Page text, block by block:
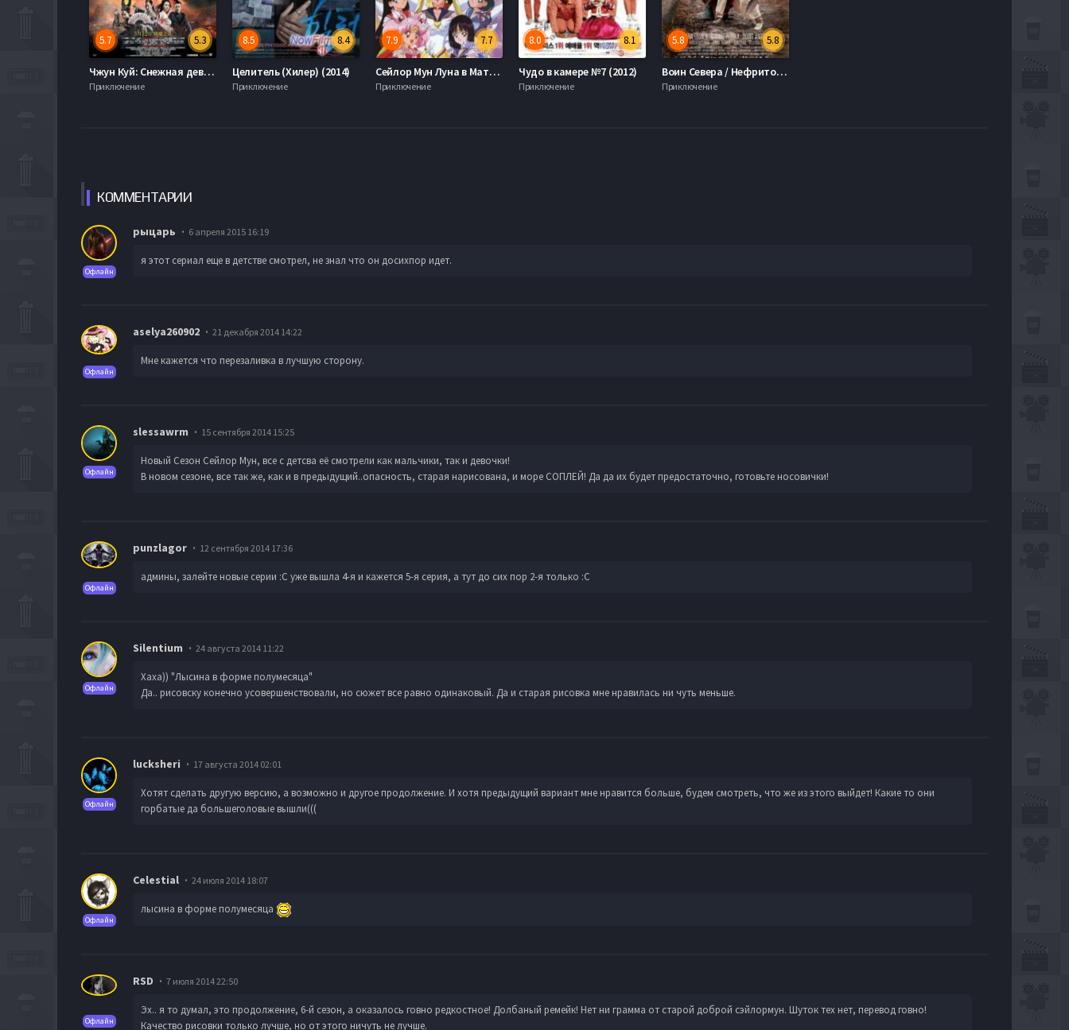
5.3
5.7
Чжун Куй: Снежная дева и тёмный кристалл / Чжун Куй: Снежная девушка и кристалл тьмы (2015)
Приключение
8.4
8.5
Целитель (Хилер) (2014)
Приключение
7.7
7.9
Сейлор Мун Луна в Матроске (1992-1996)
Приключение
8.1
8.0
Чудо в камере №7 (2012)
Приключение
5.8
5.8
Воин Севера / Нефритовый Воин (2006)
Приключение
КОММЕНТАРИИ
Офлайн
рыцарь 6 апреля 2015 16:19
я этот сериал еще в детстве смотрел, не знал что он досихпор идет.
Офлайн
aselya260902 21 декабря 2014 14:22
Мне кажется что перезаливка в лучшую сторону.
Офлайн
slessawrm 15 сентября 2014 15:25
Новый Сезон Сейлор Мун, все с детсва её смотрели как мальчики, так и девочки!
В новом сезоне, все так же, как и в предыдущий..опасность, старая нарисована, и море СОПЛЕЙ! Да да их будет предостаточно, готовьте носовички!
Офлайн
punzlagor 12 сентября 2014 17:36
админы, залейте новые серии :С уже вышла 4-я и кажется 5-я серия, а тут до сих пор 2-я только :С
Офлайн
Silentium 24 августа 2014 11:22
Хаха)) "Лысина в форме полумесяца"
Да.. рисовску конечно усовершенствовали, но сюжет все равно одинаковый. Да и старая рисовка мне нравилась ни чуть меньше.
Офлайн
lucksheri 17 августа 2014 02:01
Хотят сделать другую версию, а возможно и другое продолжение. И хотя предыдущий вариант мне нравится больше, будем смотреть, что же из этого выйдет! Какие то они
горбатые да большеголовые вышли(((
Офлайн
Celestial 24 июля 2014 18:07
лысина в форме полумесяца
Офлайн
RSD 7 июля 2014 22:50
Эх.. я то думал, это продолжение, 6-й сезон, а оказалось говно редкостное! Долбаный ремейк! Нет ни грамма от старой доброй сэйлормун. Шуток тех нет, перевод говно!
Качество рисовки только лучше, но от этого ничуть не лучше.